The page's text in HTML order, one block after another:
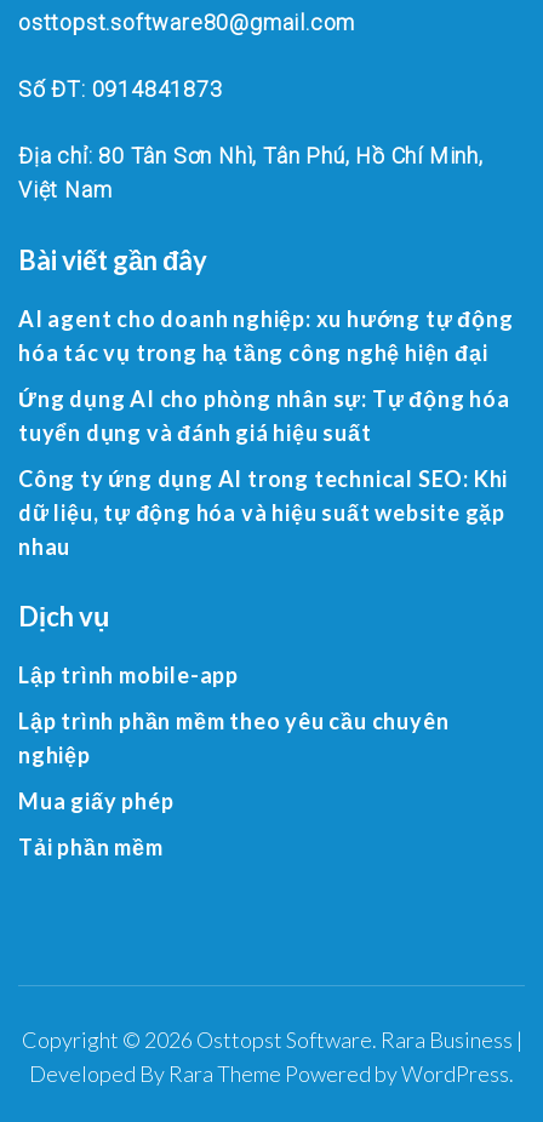
osttopst.software80@gmail.com
Số ĐT: 0914841873
Địa chỉ: 80 Tân Sơn Nhì, Tân Phú, Hồ Chí Minh,
Việt Nam
Bài viết gần đây
AI agent cho doanh nghiệp: xu hướng tự động
hóa tác vụ trong hạ tầng công nghệ hiện đại
Ứng dụng AI cho phòng nhân sự: Tự động hóa
tuyển dụng và đánh giá hiệu suất
Công ty ứng dụng AI trong technical SEO: Khi
dữ liệu, tự động hóa và hiệu suất website gặp
nhau
Dịch vụ
Lập trình mobile-app
Lập trình phần mềm theo yêu cầu chuyên
nghiệp
Mua giấy phép
Tải phần mềm
Copyright © 2026 Osttopst Software. Rara Business |
Developed By Rara Theme Powered byWordPress.